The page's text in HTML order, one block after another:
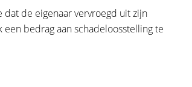
de eigenaar vervroegd uit zijn
bedrag aan schadeloosstelling te